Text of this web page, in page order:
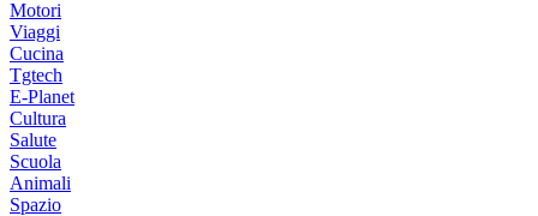
Motori
Viaggi
Cucina
Tgtech
E-Planet
Cultura
Salute
Scuola
Animali
Spazio